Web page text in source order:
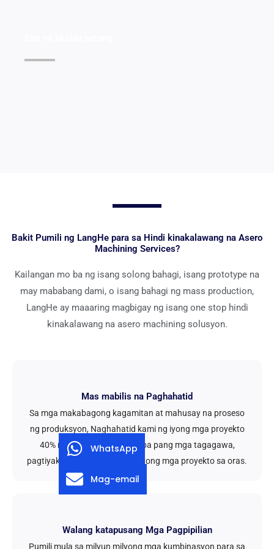
Bakit Pumili ng LangHe para sa Hindi kinakalawang na Asero
Machining Services?
Kailangan mo ba ng isang solong bahagi, isang prototype na
may mababang dami, o isang bahagi ng mass production,
LangHe ay maaaring magbigay ng isang one stop hindi
kinakalawang na asero machining solusyon.
Mas mabilis na Paghahatid
Sa mga makabagong kagamitan at mahusay na proseso
ng produksyon, Naghahatid kami ng iyong mga proyekto
40% mas mabilis kaysa sa iba pang mga tagagawa,
pagtiyak na makumpleto ang iyong mga proyekto sa oras.
Walang katapusang Mga Pagpipilian
Pumili mula sa milyun milyong mga kumbinasyon para sa
WhatsApp
Mag-email